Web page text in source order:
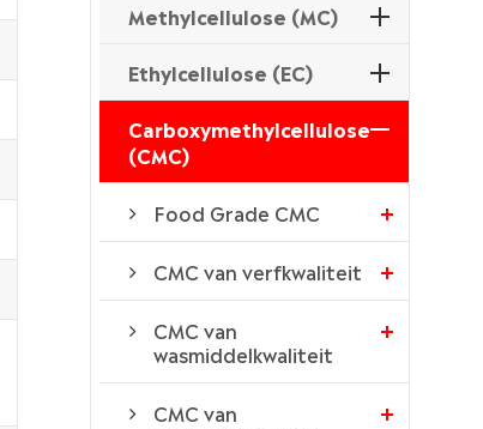
Methylcellulose (MC)
Ethylcellulose (EC)
Carboxymethylcellulose
(CMC)
Food Grade CMC
CMC van verfkwaliteit
CMC van
wasmiddelkwaliteit
CMC van